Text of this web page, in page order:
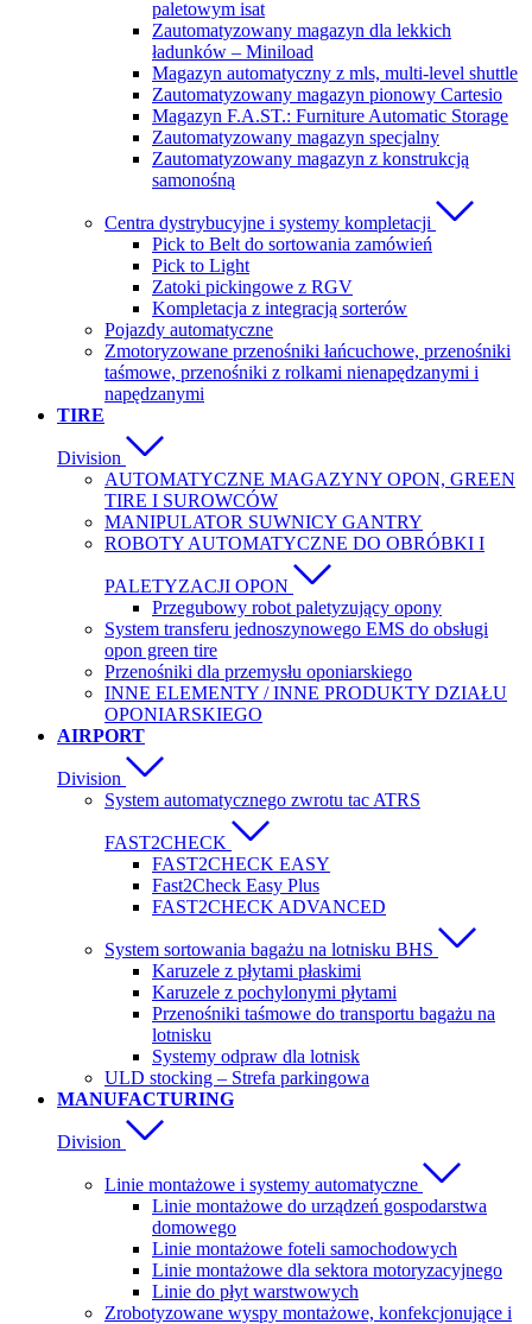
paletowym isat
Zautomatyzowany magazyn dla lekkich
ładunków – Miniload
Magazyn automatyczny z mls, multi-level shuttle
Zautomatyzowany magazyn pionowy Cartesio
Magazyn F.A.ST.: Furniture Automatic Storage
Zautomatyzowany magazyn specjalny
Zautomatyzowany magazyn z konstrukcją
samonośną
Centra dystrybucyjne i systemy kompletacji
Pick to Belt do sortowania zamówień
Pick to Light
Zatoki pickingowe z RGV
Kompletacja z integracją sorterów
Pojazdy automatyczne
Zmotoryzowane przenośniki łańcuchowe, przenośniki
taśmowe, przenośniki z rolkami nienapędzanymi i
napędzanymi
TIRE
Division
AUTOMATYCZNE MAGAZYNY OPON, GREEN
TIRE I SUROWCÓW
MANIPULATOR SUWNICY GANTRY
ROBOTY AUTOMATYCZNE DO OBRÓBKI I
PALETYZACJI OPON
Przegubowy robot paletyzujący opony
System transferu jednoszynowego EMS do obsługi
opon green tire
Przenośniki dla przemysłu oponiarskiego
INNE ELEMENTY / INNE PRODUKTY DZIAŁU
OPONIARSKIEGO
AIRPORT
Division
System automatycznego zwrotu tac ATRS
FAST2CHECK
FAST2CHECK EASY
Fast2Check Easy Plus
FAST2CHECK ADVANCED
System sortowania bagażu na lotnisku BHS
Karuzele z płytami płaskimi
Karuzele z pochylonymi płytami
Przenośniki taśmowe do transportu bagażu na
lotnisku
Systemy odpraw dla lotnisk
ULD stocking – Strefa parkingowa
MANUFACTURING
Division
Linie montażowe i systemy automatyczne
Linie montażowe do urządzeń gospodarstwa
domowego
Linie montażowe foteli samochodowych
Linie montażowe dla sektora motoryzacyjnego
Linie do płyt warstwowych
Zrobotyzowane wyspy montażowe, konfekcjonujące i